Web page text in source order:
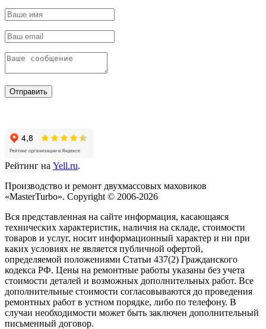
Отправить
Рейтинг на Yell.ru.
Производство и ремонт двухмассовых маховиков
«MasterTurbo». Copyright © 2006-2026
Вся представленная на сайте информация, касающаяся
технических характеристик, наличия на складе, стоимости
товаров и услуг, носит информационный характер и ни при
каких условиях не является публичной офертой,
определяемой положениями Статьи 437(2) Гражданского
кодекса РФ. Цены на ремонтные работы указаны без учета
стоимости деталей и возможных дополнительных работ. Все
дополнительные стоимости согласовываются до проведения
ремонтных работ в устном порядке, либо по телефону. В
случаи необходимости может быть заключен дополнительный
письменный договор.